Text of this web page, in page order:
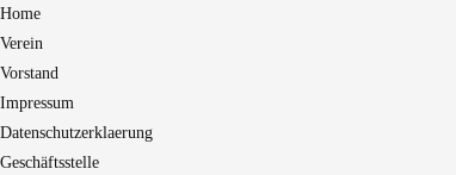
Home
Verein
Vorstand
Impressum
Datenschutzerklaerung
Geschäftsstelle